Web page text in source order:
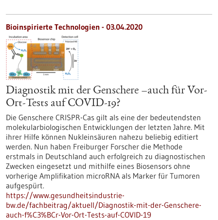
Bioinspirierte Technologien - 03.04.2020
Diagnostik mit der Genschere –auch für Vor-
Ort-Tests auf COVID-19?
Die Genschere CRISPR-Cas gilt als eine der bedeutendsten
molekularbiologischen Entwicklungen der letzten Jahre. Mit
ihrer Hilfe können Nukleinsäuren nahezu beliebig editiert
werden. Nun haben Freiburger Forscher die Methode
erstmals in Deutschland auch erfolgreich zu diagnostischen
Zwecken eingesetzt und mithilfe eines Biosensors ohne
vorherige Amplifikation microRNA als Marker für Tumoren
aufgespürt.
https://www.gesundheitsindustrie-
bw.de/fachbeitrag/aktuell/Diagnostik-mit-der-Genschere-
auch-f%C3%BCr-Vor-Ort-Tests-auf-COVID-19